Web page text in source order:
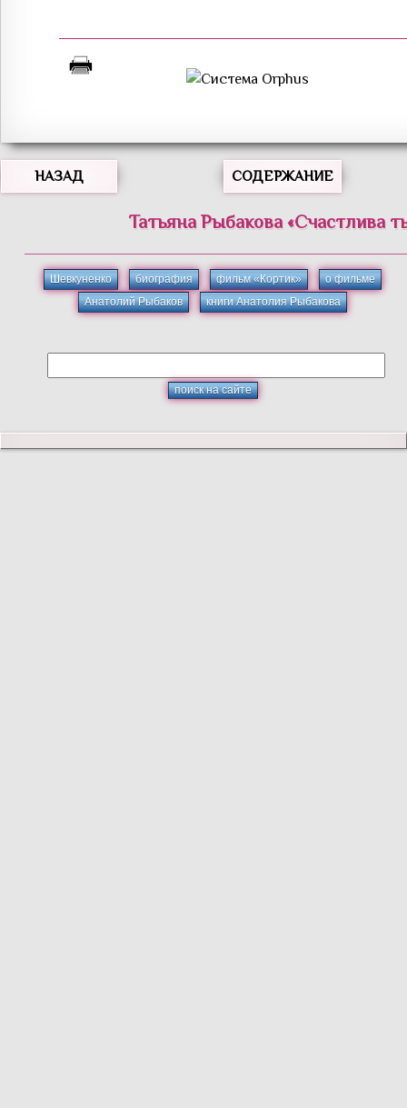
НАЗАД СОДЕРЖАНИЕ
Татьяна Рыбакова «Счастлива
Шевкуненко биография фильм «Кортик»
о фильме
Анатолий Рыбаков
книги Анатолия Рыбакова